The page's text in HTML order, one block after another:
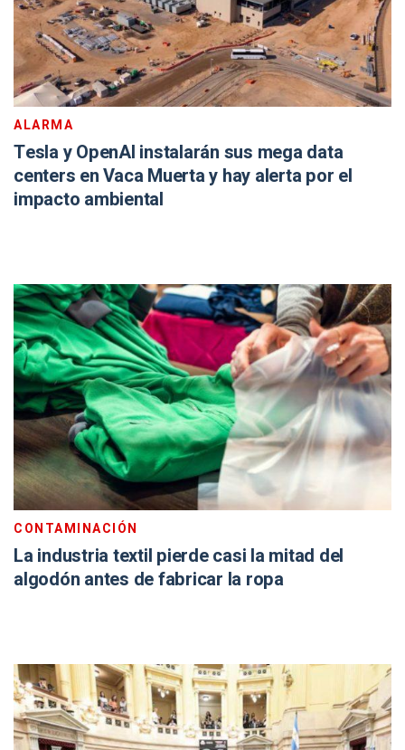
ALARMA
Tesla y OpenAI instalarán sus mega data
centers en Vaca Muerta y hay alerta por el
impacto ambiental
CONTAMINACIÓN
La industria textil pierde casi la mitad del
algodón antes de fabricar la ropa